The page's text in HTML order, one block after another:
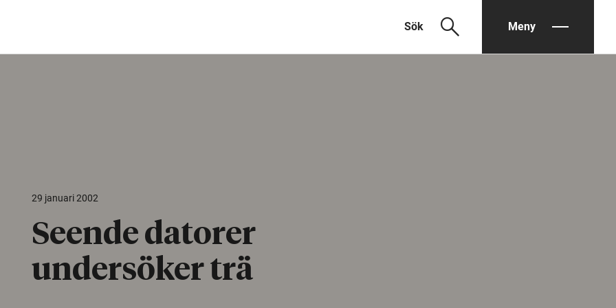
Sök search Meny
29 januari 2002
Seende datorer
undersöker trä